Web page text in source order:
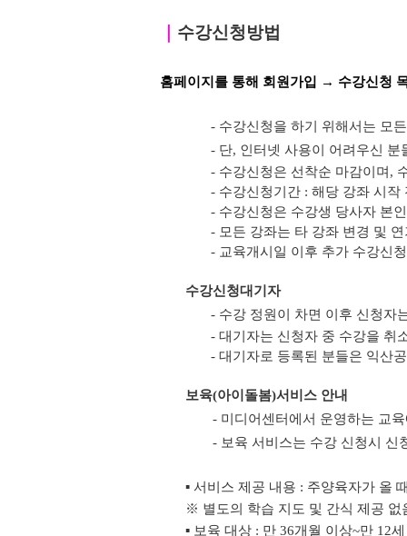
수강신청방법
홈페이지를 통해 회원가입 → 수강신청
- 수강신청을 하기 위해서는 모
- 단, 인터넷 사용이 어려우신
- 수강신청은 선착순 마감이며,
- 수강신청기간 : 해당 강좌 시작
- 수강신청은 수강생 당사자 본
- 모든 강좌는 타 강좌 변경 및
- 교육개시일 이후 추가 수강신
수강신청대기자
- 수강 정원이 차면 이후 신청자
- 대기자는 신청자 중 수강을 취
- 대기자로 등록된 분들은 익산
보육(아이돌봄)서비스 안내
- 미디어센터에서 운영하는 교
- 보육 서비스는 수강 신청시 신
▪ 서비스 제공 내용 : 주양육자가 올
※ 별도의 학습 지도 및 간식 제공 없
▪ 보육 대상 : 만 36개월 이상~만 12